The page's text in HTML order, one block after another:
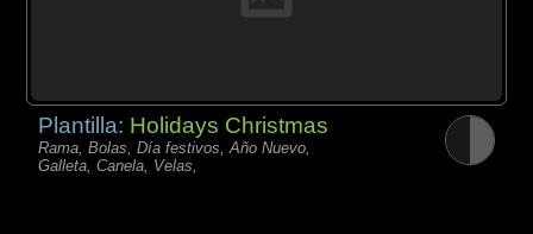
Plantilla: Holidays Christmas
Rama, Bolas, Día festivos, Año Nuevo,
Galleta, Canela, Velas,